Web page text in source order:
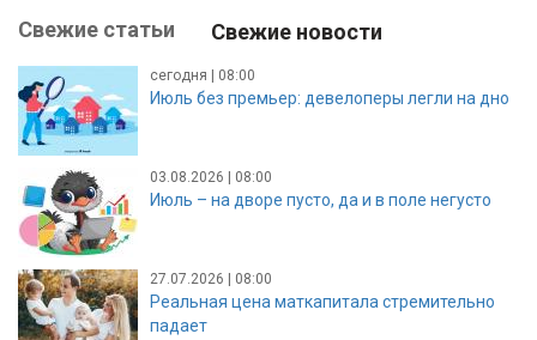
Свежие статьи Свежие новости
сегодня | 08:00
Июль без премьер: девелоперы легли на дно
03.08.2026 | 08:00
Июль – на дворе пусто, да и в поле негусто
27.07.2026 | 08:00
Реальная цена маткапитала стремительно
падает